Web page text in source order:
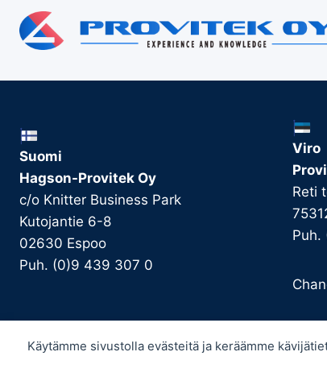
Käytämme sivustolla evästeitä ja keräämme
Suomi
Hagson-Provitek Oy
c/o Knitter Business Park
Kutojantie 6-8
02630 Espoo
Puh. (0)9 439 307 0
Viro
Reti
Puh.